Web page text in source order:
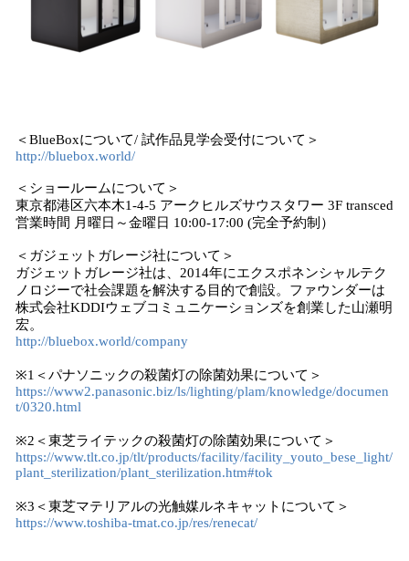
＜BlueBoxについて/ 試作品⾒学会受付について＞
http://bluebox.world/
＜ショールームについて＞
東京都港区六本⽊1-4-5 アークヒルズサウスタワー 3F transced
営業時間 ⽉曜⽇～⾦曜⽇ 10:00-17:00 (完全予約制）
＜ガジェットガレージ社について＞
ガジェットガレージ社は、2014年にエクスポネンシャルテク
ノロジーで社会課題を解決する⽬的で創設。ファウンダーは
株式会社KDDIウェブコミュニケーションズを創業した⼭瀬明
宏。
http://bluebox.world/company
※1＜パナソニックの殺菌灯の除菌効果について＞
https://www2.panasonic.biz/ls/lighting/plam/knowledge/documen
t/0320.html
※2＜東芝ライテックの殺菌灯の除菌効果について＞
https://www.tlt.co.jp/tlt/products/facility/facility_youto_bese_light/
plant_sterilization/plant_sterilization.htm#tok
※3＜東芝マテリアルの光触媒ルネキャットについて＞
https://www.toshiba-tmat.co.jp/res/renecat/